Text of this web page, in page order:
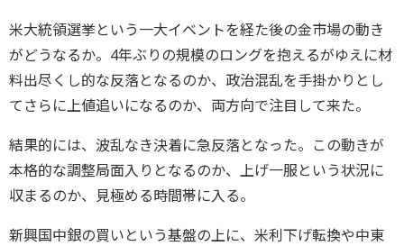
米大統領選挙という一大イベントを経た後の金市場の動き
がどうなるか。4年ぶりの規模のロングを抱えるがゆえに材
料出尽くし的な反落となるのか、政治混乱を手掛かりとし
てさらに上値追いになるのか、両方向で注目して来た。
結果的には、波乱なき決着に急反落となった。この動きが
本格的な調整局面入りとなるのか、上げ一服という状況に
収まるのか、見極める時間帯に入る。
新興国中銀の買いという基盤の上に、米利下げ転換や中東